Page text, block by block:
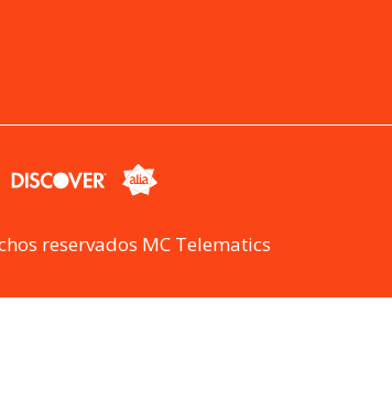
reservados MC Telematics